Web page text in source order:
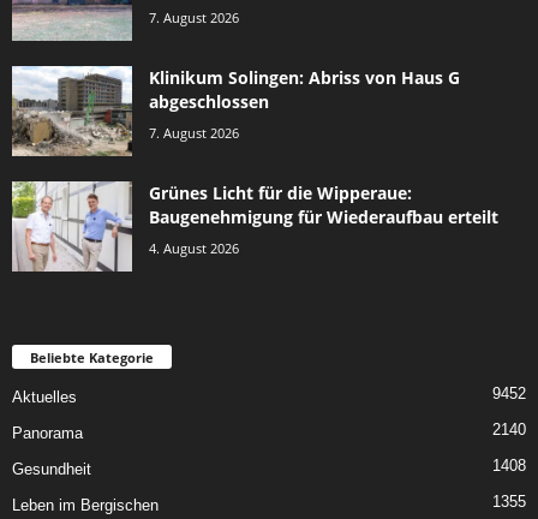
7. August 2026
Klinikum Solingen: Abriss von Haus G
abgeschlossen
7. August 2026
Grünes Licht für die Wipperaue:
Baugenehmigung für Wiederaufbau erteilt
4. August 2026
Beliebte Kategorie
Aktuelles 9452
Panorama 2140
Gesundheit 1408
Leben im Bergischen 1355